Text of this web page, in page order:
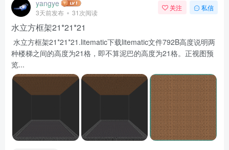
yangye
3天前发布 31次阅读
关注 私信
水立方框架21*21*21
水立方框架21*21*21.litematic下载litematic文件792B高度说明两
种楼梯之间的高度为21格，即不算泥巴的高度为21格。正视图预
览...